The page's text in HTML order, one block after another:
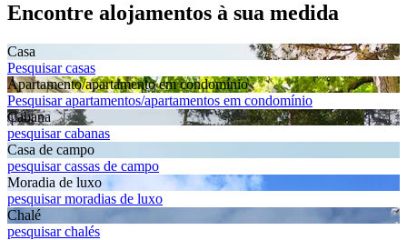
Encontre alojamentos à sua medida
Casa
Pesquisar casas
Apartamento/apartamento em condomínio
Pesquisar apartamentos/apartamentos em condomínio
Cabana
pesquisar cabanas
Casa de campo
pesquisar cassas de campo
Moradia de luxo
pesquisar moradias de luxo
Chalé
pesquisar chalés